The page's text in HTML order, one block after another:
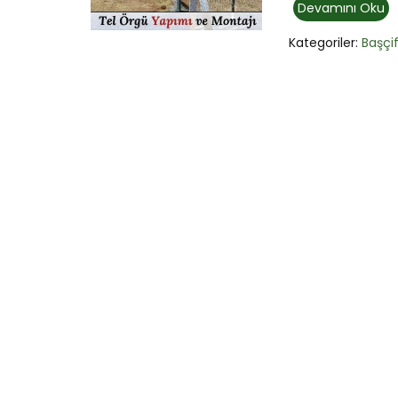
Devamını Oku
Kategoriler: